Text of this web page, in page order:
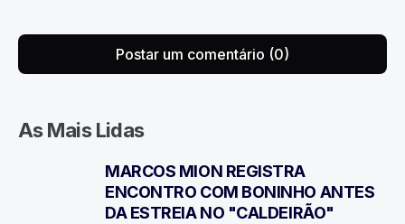
Postar um comentário (0)
As Mais Lidas
MARCOS MION REGISTRA
ENCONTRO COM BONINHO ANTES
DA ESTREIA NO "CALDEIRÃO"